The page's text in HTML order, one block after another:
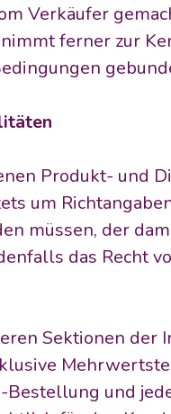
Verkäufer
ferner zur
Produkt- und
um
müssen, der
das Recht
Sektionen der
und